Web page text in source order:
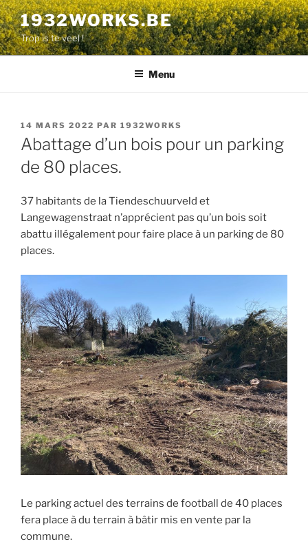
Aller
au
contenu
principal
1932WORKS.BE
Trop is te veel !
Menu
PUBLIÉ
LE
14 MARS 2022 PAR 1932WORKS
Abattage d’un bois pour un parking
de 80 places.
37 habitants de la Tiendeschuurveld et
Langewagenstraat n’apprécient pas qu’un bois soit
abattu illégalement pour faire place à un parking de 80
places.
Le parking actuel des terrains de football de 40 places
fera place à du terrain à bâtir mis en vente par la
commune.